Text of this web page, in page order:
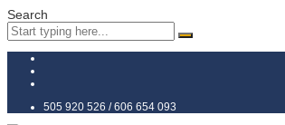
Search
505 920 526 / 606 654 093